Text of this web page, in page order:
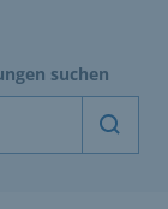
suchen